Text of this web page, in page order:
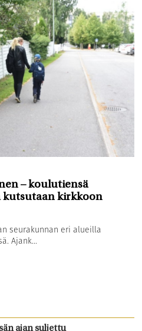
– koulutiensä
kutsutaan kirkkoon
seurakunnan eri alueilla
Ajank...
ajan suljettu